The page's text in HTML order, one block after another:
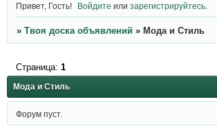
Привет, Гость! Войдите илизарегистрируйтесь
» Твоя доска объявлений » Мода и Стиль
Мода и Стиль
Страница: 1
Форум пуст.